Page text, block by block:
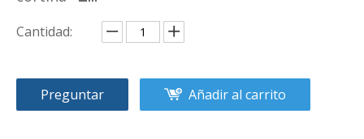
Cantidad:
Preguntar Añadir al carrito